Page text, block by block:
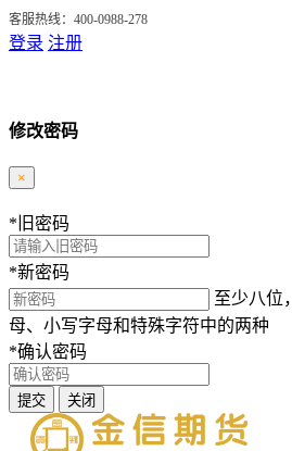
客服热线：400-0988-278
登录 注册
修改密码
×
* 旧密码
*新密码
至少八位
母、小写字母和特殊字符中的两种
*确认密码
提交 关闭